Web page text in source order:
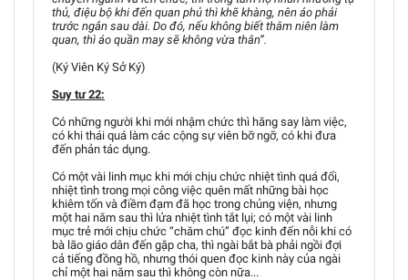
thủ, điệu bộ khi đến quan phủ thì khẽ khàng, nên áo phải
trước ngắn sau dài. Do đó, nếu không biết thâm niên làm
quan, thì áo quần may sẽ không vừa thân”.
(Ký Viên Ký Sở Ký)
Suy tư 22:
Có những người khi mới nhậm chức thì hăng say làm việc,
có khi thái quá làm các cộng sự viên bỡ ngỡ, có khi đưa
đến phản tác dụng.
Có một vài linh mục khi mới chịu chức nhiệt tình quá đổi,
nhiệt tình trong mọi công việc quên mất những bài học
khiêm tốn và điềm đạm đã học trong chủng viện, nhưng
một hai năm sau thì lửa nhiệt tình tắt lụi; có một vài linh
mục trẻ mới chịu chức “chăm chú” đọc kinh đến nỗi khi có
bà lão giáo dân đến gặp cha, thì ngài bắt bà phải ngồi đợi
cả tiếng đồng hồ, nhưng thói quen đọc kinh này của ngài
chỉ một hai năm sau thì không còn nữa...